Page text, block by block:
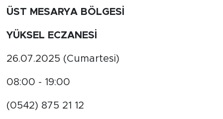
ÜST MESARYA BÖLGESİ
YÜKSEL ECZANESİ
26.07.2025 (Cumartesi)
08:00 - 19:00
(0542) 875 21 12